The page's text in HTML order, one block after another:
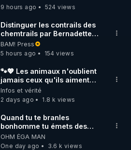
9 hours ago
524 views
Distinguer les contrails des
chemtrails par Bernadette
Bihin
BAM! Press
5 hours ago
154 views
🐾💖 Les animaux n'oublient
jamais ceux qu'ils aiment…
🥹❤️
Infos et vérité
2 days ago
1.8 k views
Quand tu te branles
bonhomme tu émets des
ondes ils ont juste omis de
t'expliquer
OHM ÉGA MAN
One day ago
3.6 k views